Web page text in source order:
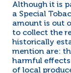
Although it is
a Special
amount is out
to collect the
historically
mention are:
harmful
of local